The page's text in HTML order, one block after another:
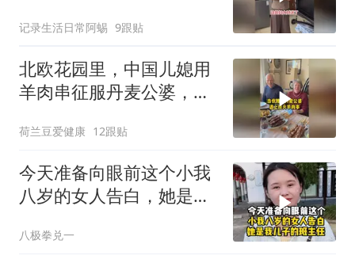
记录生活日常阿蜴 9跟贴
北欧花园里，中国儿媳用
羊肉串征服丹麦公婆，扔
荷兰豆爱健康 12跟贴
今天准备向眼前这个小我
八岁的女人告白，她是我
八极拳兑一